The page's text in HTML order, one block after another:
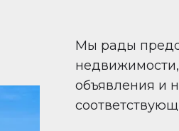
Мы рады
объявления и